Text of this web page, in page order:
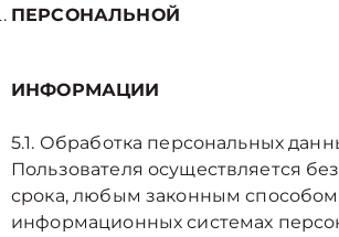
ПЕРСОНАЛЬНОЙ
ИНФОРМАЦИИ
5.1. Обработка персональных
Пользователя осуществляется
срока, любым законным
информационных системах